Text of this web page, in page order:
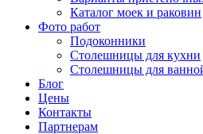
Каталог моек и раковин
Фото работ
Подоконники
Столешницы для кухни
Столешницы для
Блог
Цены
Контакты
Партнерам